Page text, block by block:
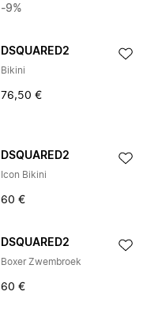
-9%
DSQUARED2
Bikini
76,50 €
DSQUARED2
Icon Bikini
60 €
DSQUARED2
Boxer Zwembroek
60 €